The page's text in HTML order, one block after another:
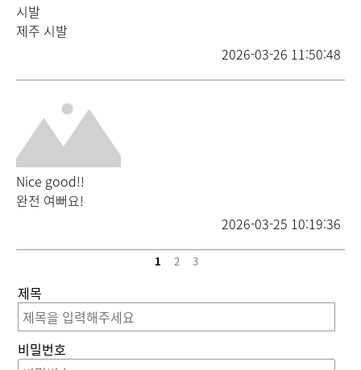
시발
제주 시발
2026-03-26 11:50:48
Nice good!!
완전 여뻐요!
2026-03-25 10:19:36
1 2 3
제목
비밀번호